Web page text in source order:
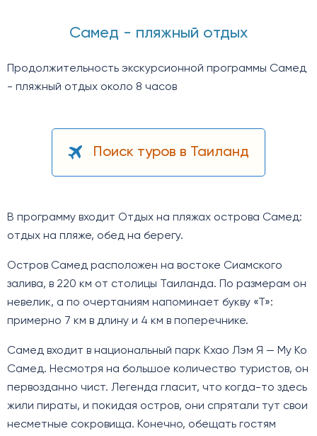
Самед - пляжный отдых
Продолжительность экскурсионной программы Самед
- пляжный отдых около 8 часов
Поиск туров в Таиланд
В программу входит Отдых на пляжах острова Самед:
отдых на пляже, обед на берегу.
Остров Самед расположен на востоке Сиамского
залива, в 220 км от столицы Таиланда. По размерам он
невелик, а по очертаниям напоминает букву «Т»:
примерно 7 км в длину и 4 км в поперечнике.
Самед входит в национальный парк Кхао Лэм Я — Му Ко
Самед. Несмотря на большое количество туристов, он
первозданно чист. Легенда гласит, что когда-то здесь
жили пираты, и покидая остров, они спрятали тут свои
несметные сокровища. Конечно, обещать гостям